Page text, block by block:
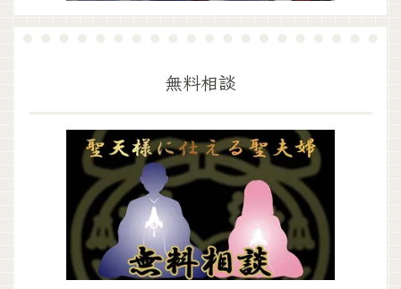
無料相談